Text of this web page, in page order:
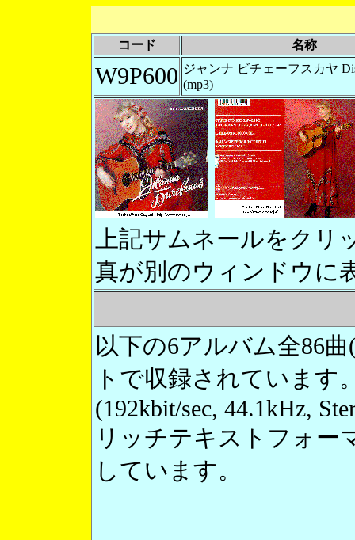
コード 名称
W9P600 ジャンナ ビチェーフスカヤ
(mp3)
上記サムネールをク
真が別のウィンドウに
以下の6アルバム全86
トで収録されています
(192kbit/sec, 44.1kHz,
リッチテキストフォー
しています。